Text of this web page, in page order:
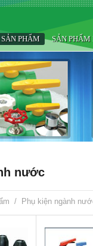
SẢN PHẨM SẢN PHẨM
nước
/ Phụ kiện ngành